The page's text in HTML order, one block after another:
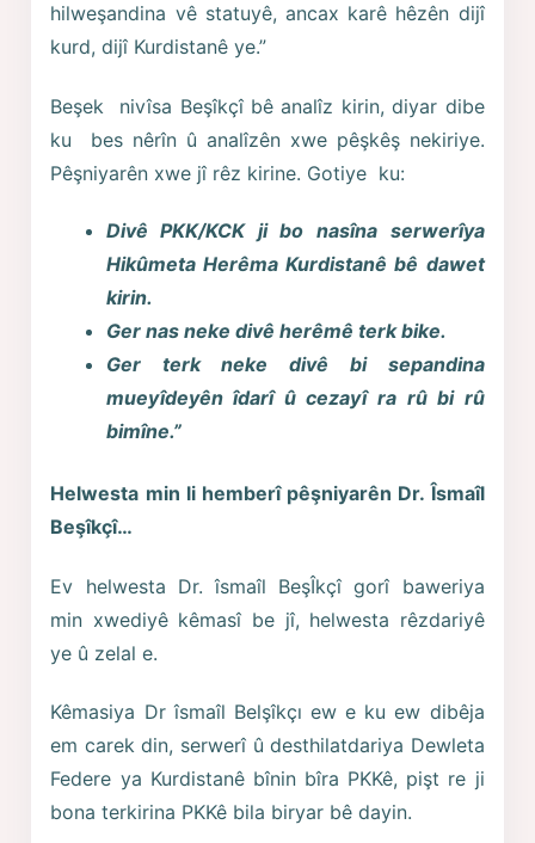
hilweşandina vê statuyê, ancax karê hêzên dijî
kurd, dijî Kurdistanê ye.”
Beşek nivîsa Beşîkçî bê analîz kirin, diyar dibe
ku bes nêrîn û analîzên xwe pêşkêş nekiriye.
Pêşniyarên xwe jî rêz kirine. Gotiye ku:
Divê PKK/KCK ji bo nasîna serwerîya
Hikûmeta Herêma Kurdistanê bê dawet
kirin.
Ger nas neke divê herêmê terk bike.
Ger terk neke divê bi sepandina
mueyîdeyên îdarî û cezayî ra rû bi rû
bimîne.”
Helwesta min li hemberî pêşniyarên Dr. Îsmaîl
Beşîkçî…
Ev helwesta Dr. îsmaîl BeşÎkçî gorî baweriya
min xwediyê kêmasî be jî, helwesta rêzdariyê
ye û zelal e.
Kêmasiya Dr îsmaîl Belşîkçı ew e ku ew dibêja
em carek din, serwerî û desthilatdariya Dewleta
Federe ya Kurdistanê bînin bîra PKKê, pişt re ji
bona terkirina PKKê bila biryar bê dayin.